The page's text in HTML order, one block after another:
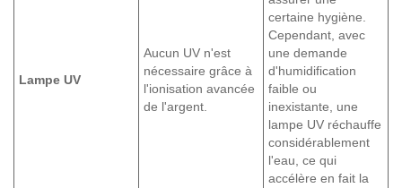
Lampe UV
Aucun UV n'est
nécessaire grâce à
l'ionisation avancée
de l'argent.
certaine hygiène.
Cependant, avec
une demande
d'humidification
faible ou
inexistante, une
lampe UV réchauffe
considérablement
l'eau, ce qui
accélère en fait la